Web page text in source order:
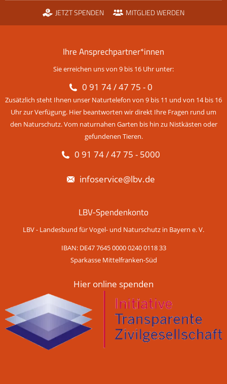
JETZT SPENDEN MITGLIED WERDEN
Ihre Ansprechpartner*innen
Sie erreichen uns von 9 bis 16 Uhr unter:
0 91 74 / 47 75 - 0
Zusätzlich steht Ihnen unser Naturtelefon von 9 bis 11 und von 14 bis 16
Uhr zur Verfügung. Hier beantworten wir direkt Ihre Fragen rund um
den Naturschutz. Vom naturnahen Garten bis hin zu Nistkästen oder
gefundenen Tieren.
0 91 74 / 47 75 - 5000
infoservice@lbv.de
LBV-Spendenkonto
LBV - Landesbund für Vogel- und Naturschutz in Bayern e. V.
IBAN: DE47 7645 0000 0240 0118 33
Sparkasse Mittelfranken-Süd
Hier online spenden